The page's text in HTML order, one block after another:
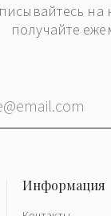
на
получайте